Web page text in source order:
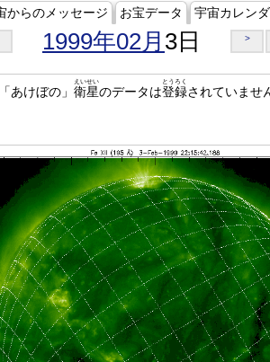
からのメッセージ お宝データ 宇宙カレン
1999年02月 3日 >
あけぼの」 衛星
えいせい
のデータは登録
とうろく
されていませ